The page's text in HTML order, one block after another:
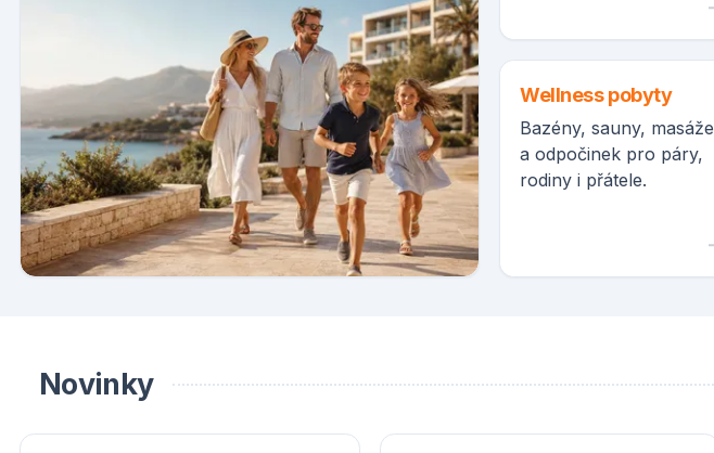
Wellness pobyty
Bazény, sauny, masáže
a odpočinek pro páry,
rodiny i přátele.
Novinky